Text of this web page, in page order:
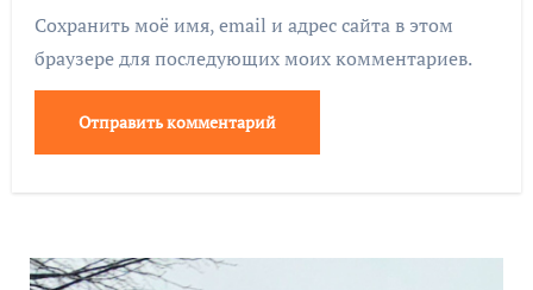
Сохранить моё имя, email и адрес сайта в этом
браузере для последующих моих комментариев.